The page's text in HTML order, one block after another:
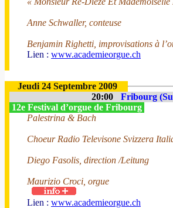
Anne Schwaller, conteuse
Benjamin Righetti, improvisations à
Lien : www.academieorgue.ch
Jeudi 24 Septembre 2009
20:00
Fribourg
12e Festival d’orgue de Fribourg
Palestrina & Bach
Choeur Radio Televisone Svizzera
Diego Fasolis, direction /Leitung
Maurizio Croci, orgue
Lien : www.academieorgue.ch